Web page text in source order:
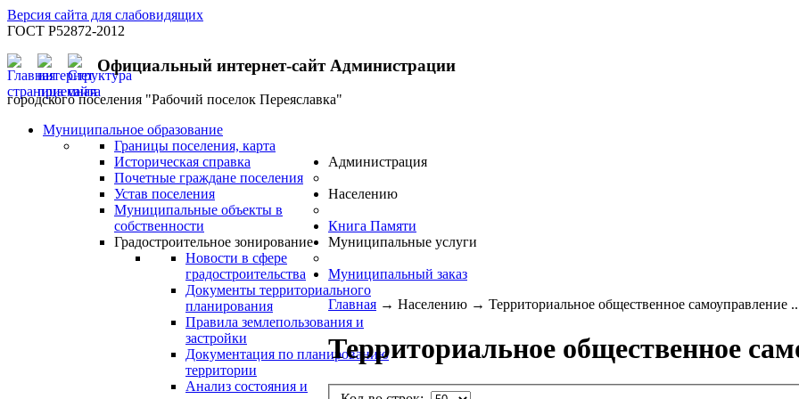
Версия сайта для слабовидящих
ГОСТ Р52872-2012
Официальный интернет-сайт Администрации
городского поселения "Рабочий поселок Переяславка"
Муниципальное образование
Границы поселения, карта
Историческая справка
Почетные граждане поселения
Устав поселения
Муниципальные объекты в
собственности
Градостроительное зонирование
Новости в сфере
градостроительства
Документы территориального
планирования
Правила землепользования и
застройки
Документация по планированию
территории
Анализ состояния и
Администрация
Населению
Книга Памяти
Муниципальные услуги
Муниципальный заказ
Главная → Населению → Территориальное общественное самоуправление
Территориальное общественное